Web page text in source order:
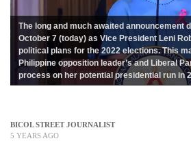
The long and much awaited announcement
October 7 (today) as Vice President Leni
political plans for the 2022 elections. This
Philippine opposition leader’s and Liberal
process on her potential presidential run in
BICOL STREET JOURNALIST
5 YEARS AGO